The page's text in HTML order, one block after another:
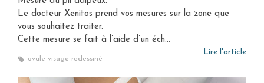
Le docteur Xenitos prend vos mesures sur la zone que
vous souhaitez traiter.
Cette mesure se fait à l’aide d’un éch...
Lire l'article
ovale visage redessiné